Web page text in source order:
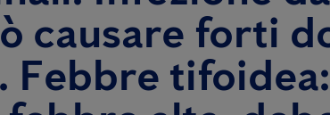
causare forti
Febbre